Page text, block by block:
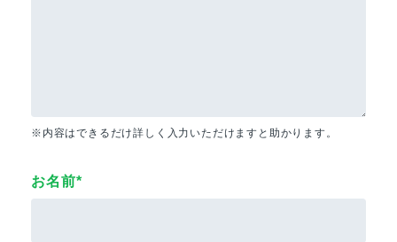
※内容はできるだけ詳しく入力いただけますと助かります。
お名前*